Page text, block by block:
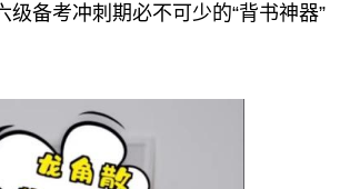
备考冲刺期必不可少的“背书神器”